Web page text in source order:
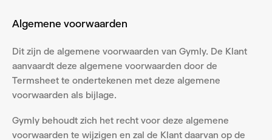
Algemene voorwaarden
Dit zijn de algemene voorwaarden van Gymly. De Klant
aanvaardt deze algemene voorwaarden door de
Termsheet te ondertekenen met deze algemene
voorwaarden als bijlage.
Gymly behoudt zich het recht voor deze algemene
voorwaarden te wijzigen en zal de Klant daarvan op de